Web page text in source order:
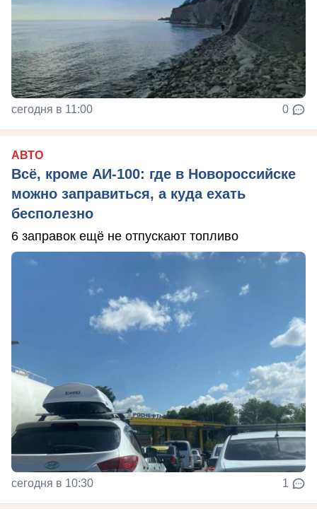
сегодня в 11:00 0
АВТО
Всё, кроме АИ-100: где в Новороссийске
можно заправиться, а куда ехать
бесполезно
6 заправок ещё не отпускают топливо
сегодня в 10:30 1